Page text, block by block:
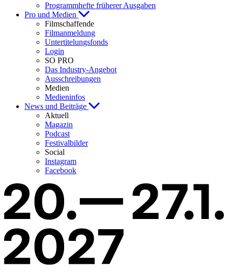
Programmhefte früherer Ausgaben
Pro und Medien
Filmschaffende
Filmanmeldung
Untertitelungsfonds
Login
SO PRO
Das Industry-Angebot
Ausschreibungen
Medien
Medieninfos
News und Beiträge
Aktuell
Magazin
Podcast
Festivalbilder
Social
Instagram
Facebook